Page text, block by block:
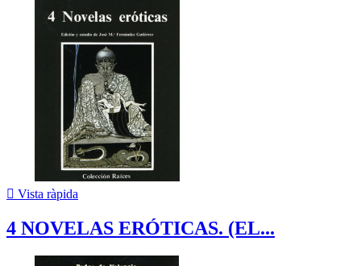
 Vista ràpida
4 NOVELAS ERÓTICAS. (EL...